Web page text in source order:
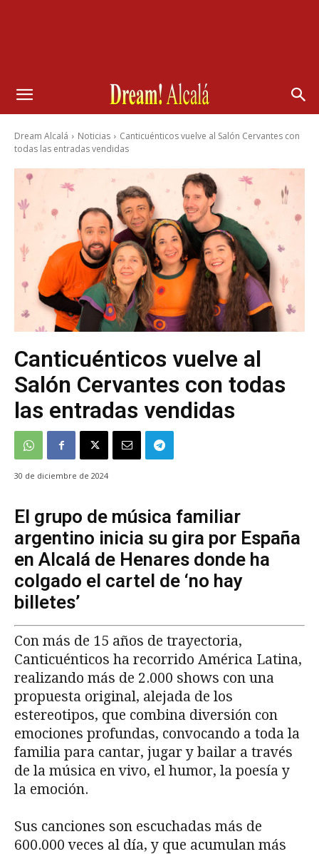
Dream Alcalá Noticias
Canticuénticos vuelve al Salón Cervantes con
todas las entradas vendidas
Canticuénticos vuelve al
Salón Cervantes con todas
las entradas vendidas
30 de diciembre de 2024
El grupo de música familiar
argentino inicia su gira por España
en Alcalá de Henares donde ha
colgado el cartel de ‘no hay
billetes’
Con más de 15 años de trayectoria,
Canticuénticos ha recorrido América Latina,
realizando más de 2.000 shows con una
propuesta original, alejada de los
estereotipos, que combina diversión con
emociones profundas, convocando a toda la
familia para cantar, jugar y bailar a través
de la música en vivo, el humor, la poesía y
la emoción.
Sus canciones son escuchadas más de
600.000 veces al día, y que acumulan más